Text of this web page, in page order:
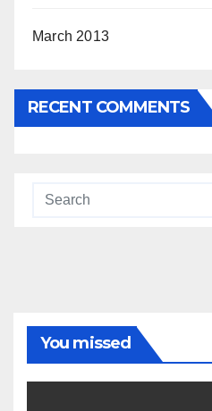
March 2013
RECENT COMMENTS
You missed